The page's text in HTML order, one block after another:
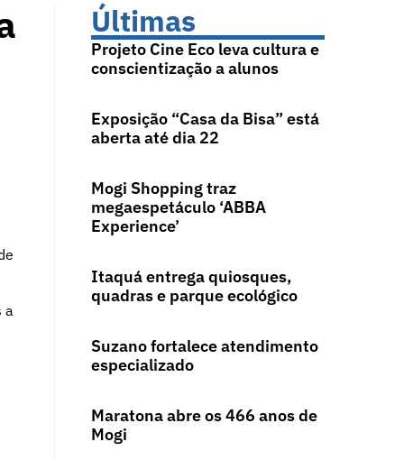
a
Últimas
Projeto Cine Eco leva cultura e
conscientização a alunos
Exposição “Casa da Bisa” está
aberta até dia 22
Mogi Shopping traz
megaespetáculo ‘ABBA
Experience’
Itaquá entrega quiosques,
quadras e parque ecológico
Suzano fortalece atendimento
especializado
Maratona abre os 466 anos de
Mogi